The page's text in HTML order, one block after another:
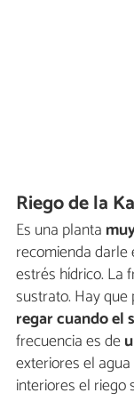
Riego de la
Es una planta
recomienda
estrés hídrico. La
sustrato. Hay
regar cuando el
frecuencia es de
exteriores el
interiores el riego